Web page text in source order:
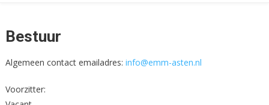
Bestuur
Algemeen contact emailadres: info@emm-asten.nl
Voorzitter: